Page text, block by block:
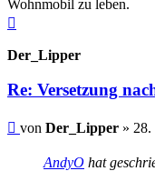
Wohnmobil zu leben.
Der_Lipper
Re: Versetzung
Beitrag
von Der_Lipper » 28.
AndyO hat